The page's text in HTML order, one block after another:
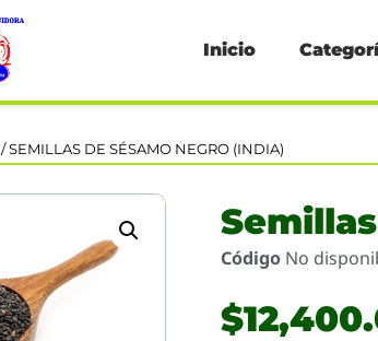
Inicio
/ SEMILLAS DE SÉSAMO NEGRO (INDIA)
Código No
$